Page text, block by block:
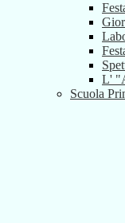
L'
Scuola